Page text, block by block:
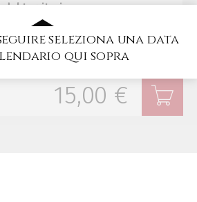
seleziona una data
qui sopra
del territorio
15,00 €